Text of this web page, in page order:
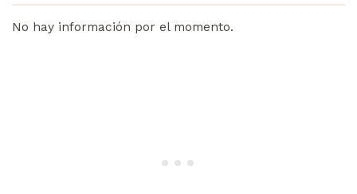
No hay información por el momento.